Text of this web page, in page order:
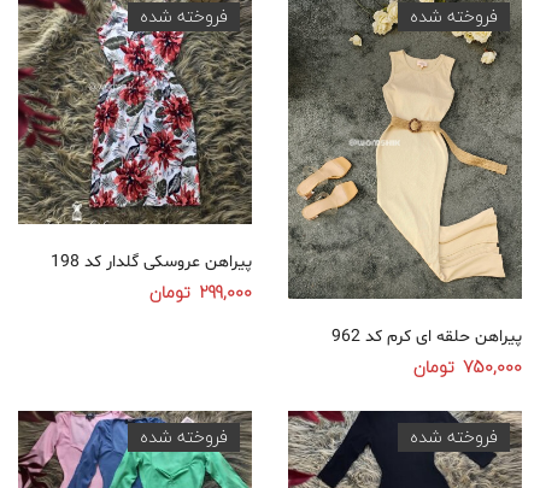
فروخته شده
پیراهن حلقه ای کرم کد 962
750,000 تومان
فروخته شده
پیراهن عروسکی گلدار کد 198
299,000 تومان
فروخته شده فروخته شده